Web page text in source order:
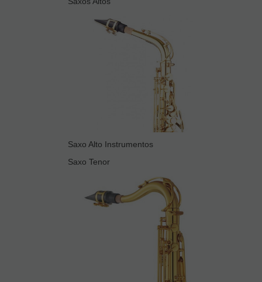
Saxo Alto Instrumentos
Saxo Tenor